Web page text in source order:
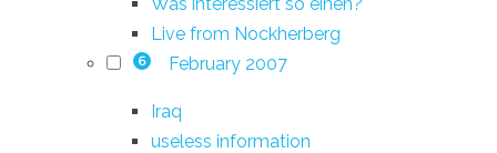
Live from Nockherberg
6 February 2007
Iraq
useless information